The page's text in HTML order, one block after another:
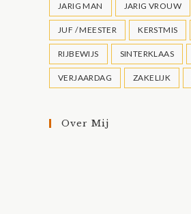
JARIG MAN JARIG VROUW
JUF / MEESTER KERSTMIS
RIJBEWIJS SINTERKLAAS
VERJAARDAG ZAKELIJK
Over Mij